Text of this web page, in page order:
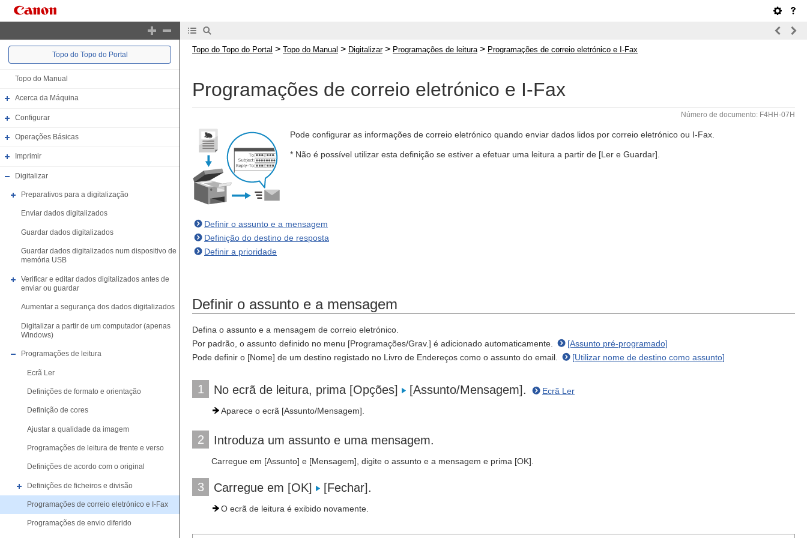
Topo do Topo do Portal
Topo do Manual
Acerca da Máquina
Configurar
Operações Básicas
Imprimir
Digitalizar
Preparativos para a digitalização
Enviar dados digitalizados
Guardar dados digitalizados
Guardar dados digitalizados num dispositivo de
memória USB
Verificar e editar dados digitalizados antes de
enviar ou guardar
Aumentar a segurança dos dados digitalizados
Digitalizar a partir de um computador (apenas
Windows)
Programações de leitura
Ecrã Ler
Definições de formato e orientação
Definição de cores
Ajustar a qualidade da imagem
Programações de leitura de frente e verso
Definições de acordo com o original
Definições de ficheiros e divisão
Programações de correio eletrónico e I-Fax
Programações de envio diferido
Topo do Topo do Portal > Topo do Manual > Digitalizar> Programações de leitura > Programações de correio eletrónico e I-Fax
Programações de correio eletrónico e I-Fax
Número de documento: F4HH-07H
Pode configurar as informações de correio eletrónico quando enviar dados lidos por correio eletrónico ou I-Fax.
* Não é possível utilizar esta definição se estiver a efetuar uma leitura a partir de [Ler e Guardar].
Definir o assunto e a mensagem
Definição do destino de resposta
Definir a prioridade
Definir o assunto e a mensagem
Defina o assunto e a mensagem de correio eletrónico.
Por padrão, o assunto definido no menu [Programações/Grav.] é adicionado automaticamente.
[Assunto pré-programado]
Pode definir o [Nome] de um destino registado no Livro de Endereços como o assunto do email.
[Utilizar nome de destino como assunto]
1 No ecrã de leitura, prima [Opções] [Assunto/Mensagem]. Ecrã Ler
Aparece o ecrã [Assunto/Mensagem].
2 Introduza um assunto e uma mensagem.
Carregue em [Assunto] e [Mensagem], digite o assunto e a mensagem e prima [OK].
3 Carregue em [OK] [Fechar].
O ecrã de leitura é exibido novamente.